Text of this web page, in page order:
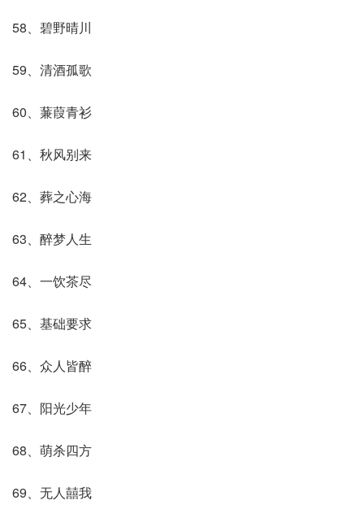
58、碧野晴川
59、清酒孤歌
60、蒹葭青衫
61、秋风别来
62、葬之心海
63、醉梦人生
64、一饮茶尽
65、基础要求
66、众人皆醉
67、阳光少年
68、萌杀四方
69、无人囍我